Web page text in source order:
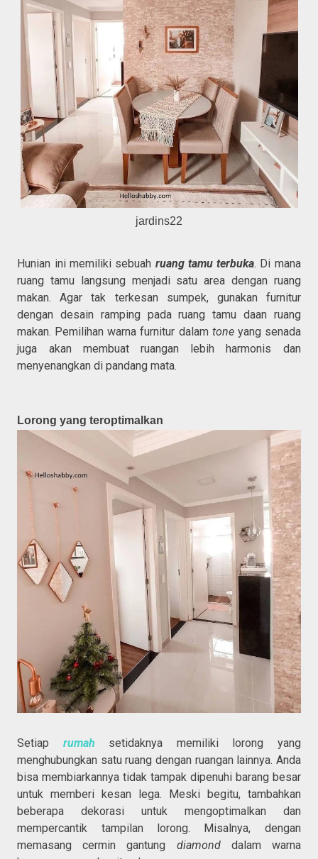
jardins22
Hunian ini memiliki sebuah ruang tamu terbuka. Di mana
ruang tamu langsung menjadi satu area dengan ruang
makan. Agar tak terkesan sumpek, gunakan furnitur
dengan desain ramping pada ruang tamu daan ruang
makan. Pemilihan warna furnitur dalam tone yang senada
juga akan membuat ruangan lebih harmonis dan
menyenangkan di pandang mata.
Lorong yang teroptimalkan
Setiap rumah setidaknya memiliki lorong yang
menghubungkan satu ruang dengan ruangan lainnya. Anda
bisa membiarkannya tidak tampak dipenuhi barang besar
untuk memberi kesan lega. Meski begitu, tambahkan
beberapa dekorasi untuk mengoptimalkan dan
mempercantik tampilan lorong. Misalnya, dengan
memasang cermin gantung diamonddalam warna